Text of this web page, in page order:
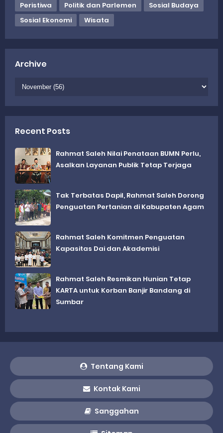
Peristiwa
Politik dan Parlemen
Sosial Budaya
Sosial Ekonomi
Wisata
Archive
Recent Posts
Rahmat Saleh Nilai Penataan BUMN Perlu,
Asalkan Layanan Publik Tetap Terjaga
Tak Terbatas Dapil, Rahmat Saleh Dorong
Penguatan Pertanian di Kabupaten Agam
Rahmat Saleh Komitmen Penguatan
Kapasitas Dai dan Akademisi
Rahmat Saleh Resmikan Hunian Tetap
KARTA untuk Korban Banjir Bandang di
Sumbar
Tentang Kami
Kontak Kami
Sanggahan